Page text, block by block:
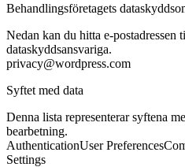
Behandlingsföretagets
Nedan kan du hitta e-postadressen
dataskyddsansvariga.
privacy@wordpress.com
Syftet med data
Denna lista representerar syftena
bearbetning.
AuthenticationUser Preferences
Settings